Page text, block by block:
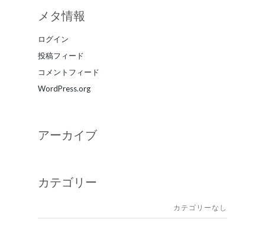
メタ情報
ログイン
投稿フィード
コメントフィード
WordPress.org
アーカイブ
カテゴリー
カテゴリーなし